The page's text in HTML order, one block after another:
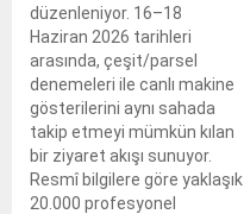
düzenleniyor. 16–18
Haziran 2026 tarihleri
arasında, çeşit/parsel
denemeleri ile canlı makine
gösterilerini aynı sahada
takip etmeyi mümkün kılan
bir ziyaret akışı sunuyor.
Resmî bilgilere göre yaklaşık
20.000 profesyonel